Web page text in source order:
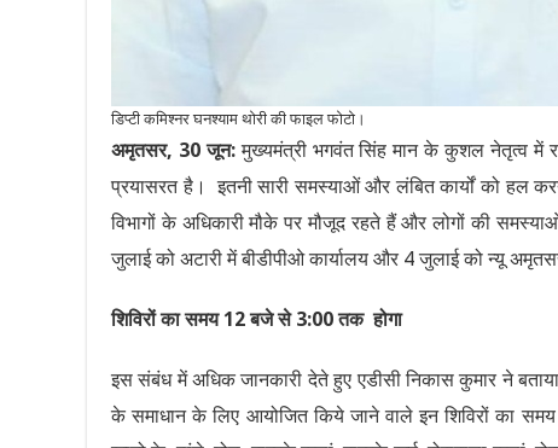
डिप्टी कमिश्नर घनश्याम थोरी की फाइल फोटो।
अमृतसर, 30 जून:मुख्यमंत्री भगवंत सिंह मान के कुशल नेतृत्व में
प्रयासरत है। इतनी सारी समस्याओं और लंबित कार्यों को हल
विभागों के अधिकारी मौके पर मौजूद रहते हैं और लोगों की
जुलाई को अटारी में बीडीपीओ कार्यालय और 4 जुलाई को न्यू
शिविरों का समय 12 बजे से 3:00 तक होगा
इस संबंध में अधिक जानकारी देते हुए एडीसी निकास कुमार ने
के समाधान के लिए आयोजित किये जाने वाले इन शिविरों का